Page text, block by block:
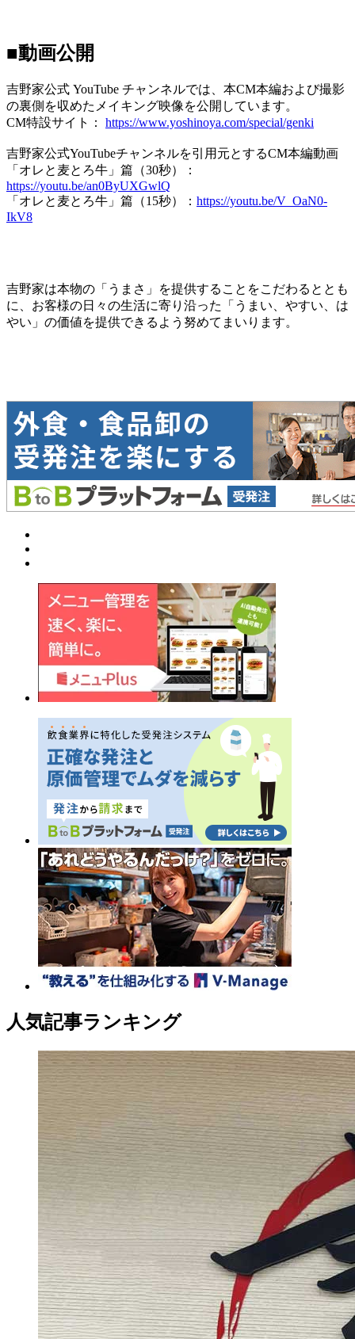
■動画公開
吉野家公式 YouTube チャンネルでは、本CM本編および撮影
の裏側を収めたメイキング映像を公開しています。
CM特設サイト： https://www.yoshinoya.com/special/genki
吉野家公式YouTubeチャンネルを引用元とするCM本編動画
「オレと麦とろ牛」篇（30秒）：
https://youtu.be/an0ByUXGwlQ
「オレと麦とろ牛」篇（15秒）： https://youtu.be/V_OaN0-
IkV8
吉野家は本物の「うまさ」を提供することをこだわるととも
に、お客様の日々の生活に寄り沿った「うまい、やすい、は
やい」の価値を提供できるよう努めてまいります。
人気記事ランキング